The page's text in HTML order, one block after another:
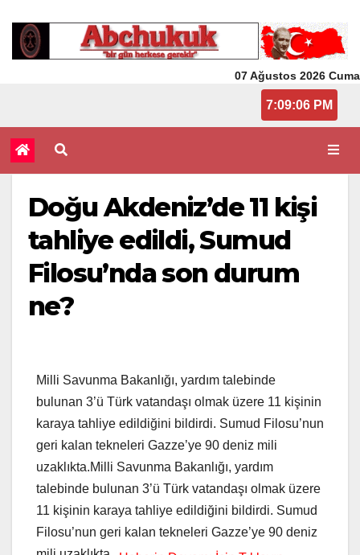
07 Ağustos 2026 Cuma
7:09:06 PM
Doğu Akdeniz’de 11 kişi
tahliye edildi, Sumud
Filosu’nda son durum
ne?
Milli Savunma Bakanlığı, yardım talebinde
bulunan 3’ü Türk vatandaşı olmak üzere 11 kişinin
karaya tahliye edildiğini bildirdi. Sumud Filosu’nun
geri kalan tekneleri Gazze’ye 90 deniz mili
uzaklıkta.Milli Savunma Bakanlığı, yardım
talebinde bulunan 3’ü Türk vatandaşı olmak üzere
11 kişinin karaya tahliye edildiğini bildirdi. Sumud
Filosu’nun geri kalan tekneleri Gazze’ye 90 deniz